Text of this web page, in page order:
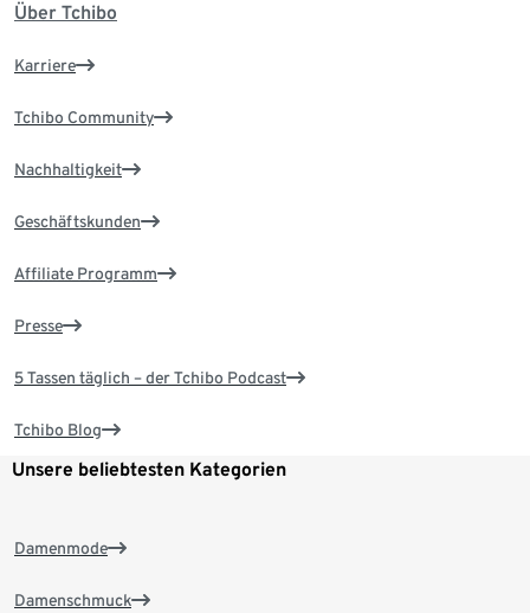
Über Tchibo
Karriere
Tchibo Community
Nachhaltigkeit
Geschäftskunden
Affiliate Programm
Presse
5 Tassen täglich – der Tchibo Podcast
Tchibo Blog
Unsere beliebtesten Kategorien
Damenmode
Damenschmuck